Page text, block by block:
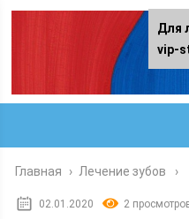
Главная › Лечение зубов
02.01.2020 2
Для
vip-